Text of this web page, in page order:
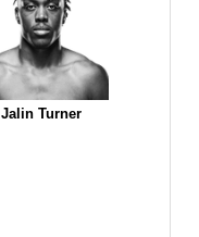
Jalin Turner